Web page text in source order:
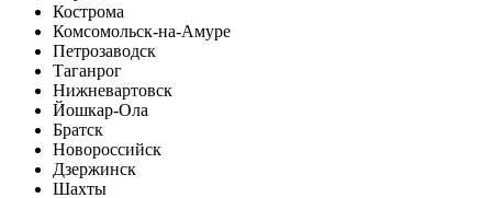
Кострома
Комсомольск-на-Амуре
Петрозаводск
Таганрог
Нижневартовск
Йошкар-Ола
Братск
Новороссийск
Дзержинск
Шахты